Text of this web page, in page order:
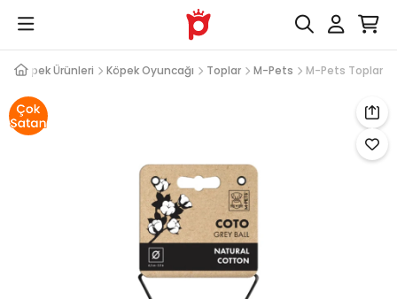
Köpek Ürünleri Köpek Oyuncağı Toplar M-Pets M-Pets Toplar